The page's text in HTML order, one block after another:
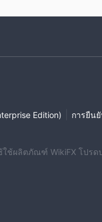
Edition) การยืน
ใช้ผลิตภัณฑ์ WikiFX โปร